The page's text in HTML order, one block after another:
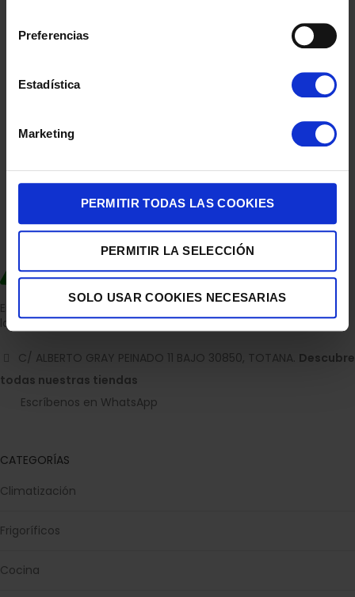
Preferencias
Estadística
Marketing
PERMITIR TODAS LAS COOKIES
PERMITIR LA SELECCIÓN
SOLO USAR COOKIES NECESARIAS
PLANCHA VAPOR UFESA NIKEL 3000W GC200 ANTICAL
31,90€
Empresa dedicada a la venta de accesorios para el hogar con
la experiencia de 36 años.
C/ ALBERTO GRAY PEINADO 11 BAJO 30850, TOTANA. Descubre
todas nuestras tiendas
Escríbenos en WhatsApp
CATEGORÍAS
Climatización
Frigoríficos
Cocina